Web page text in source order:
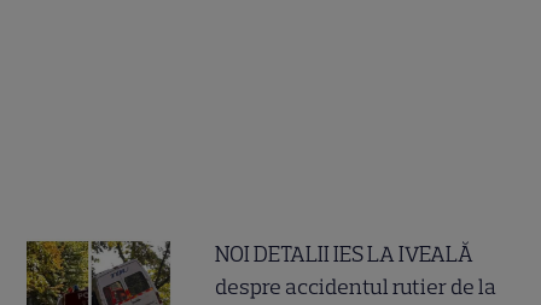
NOI DETALII IES LA IVEALĂ
despre accidentul rutier de la